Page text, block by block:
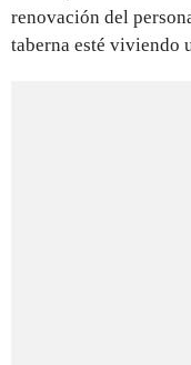
renovación del
taberna esté viviendo